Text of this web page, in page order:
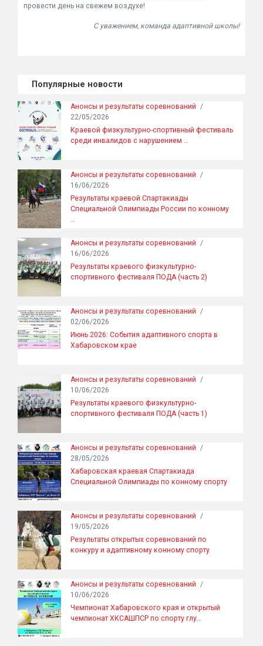
провести день на свежем воздухе!
С уважением, команда адаптивной школы!
Популярные новости
Анонсы и результаты соревнований
/
22/05/2026
Краевой физкультурно-спортивный фестиваль
среди инвалидов с нарушением …
Анонсы и результаты соревнований
/
16/06/2026
Результаты краевой Спартакиады
Специальной Олимпиады России по конному
Анонсы и результаты соревнований
/
16/06/2026
Результаты краевого физкультурно-
спортивного фестиваля ПОДА (часть 2)
Анонсы и результаты соревнований
/
02/06/2026
Июнь 2026: События адаптивного спорта в
Хабаровском крае
Анонсы и результаты соревнований
/
10/06/2026
Результаты краевого физкультурно-
спортивного фестиваля ПОДА (часть 1)
Анонсы и результаты соревнований
/
28/05/2026
Хабаровская краевая Спартакиада
Специальной Олимпиады по конному спорту
Анонсы и результаты соревнований
/
19/05/2026
Результаты открытых соревнований по
конкуру и адаптивному конному спорту
Анонсы и результаты соревнований
/
10/06/2026
Чемпионат Хабаровского края и открытый
чемпионат ХКСАШПСР по спорту глу…